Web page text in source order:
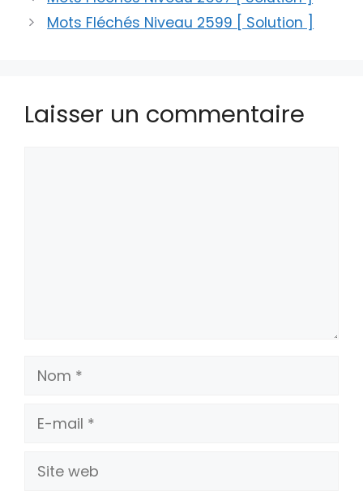
Mots Fléchés Niveau 2599 [ Solution ]
Laisser un commentaire
Nom
E-
Site